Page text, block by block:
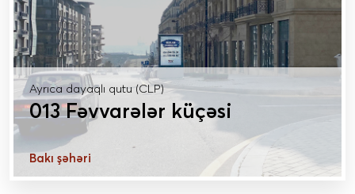
Ayrıca dayaqlı qutu (CLP)
013 Fəvvarələr küçəsi
Bakı şəhəri